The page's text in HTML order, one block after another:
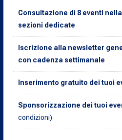
Consultazione di 8 eventi
sezioni dedicate
Iscrizione alla newsletter
con cadenza settimanale
Inserimento gratuito dei tuoi
Sponsorizzazione dei tuoi
condizioni)